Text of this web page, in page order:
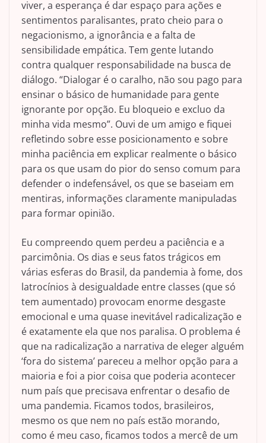
viver, a esperança é dar espaço para ações e
sentimentos paralisantes, prato cheio para o
negacionismo, a ignorância e a falta de
sensibilidade empática. Tem gente lutando
contra qualquer responsabilidade na busca de
diálogo. “Dialogar é o caralho, não sou pago para
ensinar o básico de humanidade para gente
ignorante por opção. Eu bloqueio e excluo da
minha vida mesmo”. Ouvi de um amigo e fiquei
refletindo sobre esse posicionamento e sobre
minha paciência em explicar realmente o básico
para os que usam do pior do senso comum para
defender o indefensável, os que se baseiam em
mentiras, informações claramente manipuladas
para formar opinião.
Eu compreendo quem perdeu a paciência e a
parcimônia. Os dias e seus fatos trágicos em
várias esferas do Brasil, da pandemia à fome, dos
latrocínios à desigualdade entre classes (que só
tem aumentado) provocam enorme desgaste
emocional e uma quase inevitável radicalização e
é exatamente ela que nos paralisa. O problema é
que na radicalização a narrativa de eleger alguém
‘fora do sistema’ pareceu a melhor opção para a
maioria e foi a pior coisa que poderia acontecer
num país que precisava enfrentar o desafio de
uma pandemia. Ficamos todos, brasileiros,
mesmo os que nem no país estão morando,
como é meu caso, ficamos todos a mercê de um